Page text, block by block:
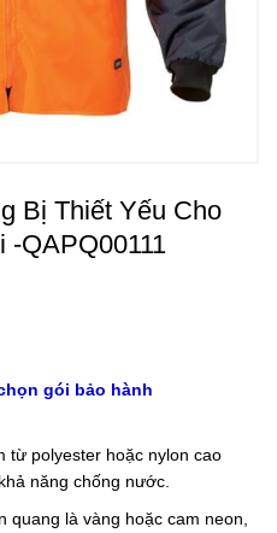
Bị Thiết Yếu Cho
-QAPQ00111
gói bảo hành
từ polyester hoặc nylon cao
năng chống nước.
quang là vàng hoặc cam neon,